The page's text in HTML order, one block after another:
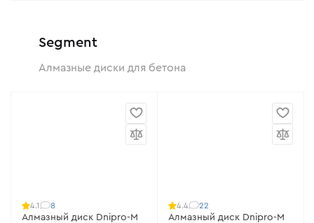
Segment
Алмазные диски для бетона
4.1 8
Алмазный диск Dnipro-M
4.4 22
Алмазный диск Dnipro-M